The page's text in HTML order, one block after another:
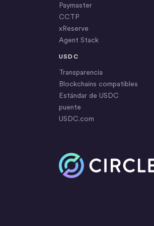
Inicio
Paymaster
CCTP
xReserve
Agent Stack
USDC
Transparencia
Blockchains compatibles
Estándar de USDC
puente
USDC.com